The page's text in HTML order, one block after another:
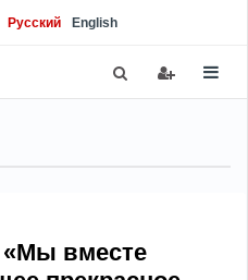
Русский English
вместе